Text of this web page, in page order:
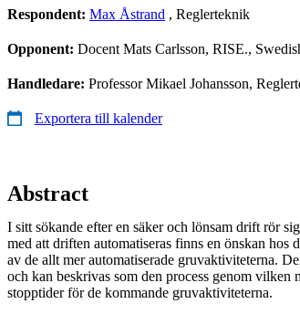
Respondent: Max Åstrand , Reglerteknik
Opponent: Docent Mats Carlsson, RISE.,
Handledare: Professor Mikael Johansson,
Exportera till kalender
Abstract
I sitt sökande efter en säker och lönsam drift rör
med att driften automatiseras finns en önskan hos
av de allt mer automatiserade gruvaktiviteterna.
och kan beskrivas som den process genom vilken
stopptider för de kommande gruvaktiviteterna.